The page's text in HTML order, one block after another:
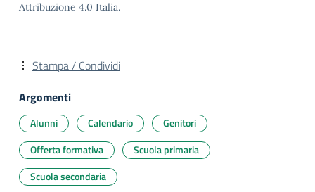
Attribuzione 4.0 Italia.
Stampa / Condividi
Argomenti
Alunni Calendario
Genitori
Offerta formativa
Scuola primaria
Scuola secondaria